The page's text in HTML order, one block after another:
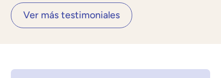
Ver más testimoniales